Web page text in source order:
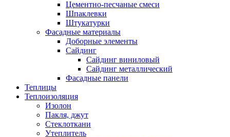
Цементно-песчаные смеси
Шпаклевки
Штукатурки
Фасадные материалы
Доборные элементы
Сайдинг
Сайдинг виниловый
Сайдинг металлический
Фасадные панели
Теплицы
Теплоизоляция
Изолон
Пакля, джут
Стеклоткани
Утеплитель